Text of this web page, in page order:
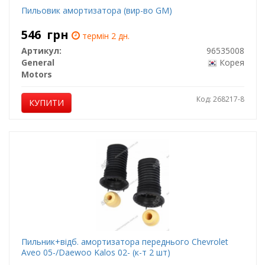
Пильовик амортизатора (вир-во GM)
546 грн
термін 2 дн.
Артикул:
96535008
General
Motors
Корея
КУПИТИ Код: 268217-8
Пильник+відб. амортизатора переднього Chevrolet
Aveo 05-/Daewoo Kalos 02- (к-т 2 шт)